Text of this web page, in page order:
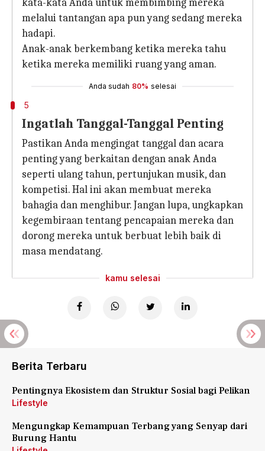
kata-kata Anda untuk membimbing mereka
melalui tantangan apa pun yang sedang mereka
hadapi.
Anak-anak berkembang ketika mereka tahu
ketika mereka memiliki ruang yang aman.
Anda sudah 80% selesai
5
Ingatlah Tanggal-Tanggal Penting
Pastikan Anda mengingat tanggal dan acara
penting yang berkaitan dengan anak Anda
seperti ulang tahun, pertunjukan musik, dan
kompetisi. Hal ini akan membuat mereka
bahagia dan menghibur. Jangan lupa, ungkapkan
kegembiraan tentang pencapaian mereka dan
dorong mereka untuk berbuat lebih baik di
masa mendatang.
kamu selesai
Berita Terbaru
Pentingnya Ekosistem dan Struktur Sosial bagi Pelikan
Lifestyle
Mengungkap Kemampuan Terbang yang Senyap dari
Burung Hantu